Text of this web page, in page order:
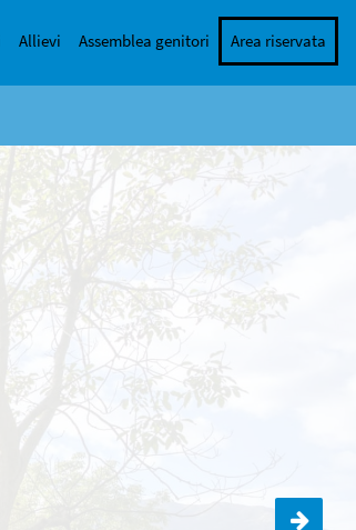
Allievi Assemblea genitori Area riservata